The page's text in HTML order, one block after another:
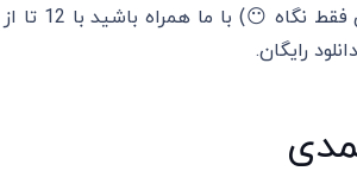
دست برفت و چند کمدی اش را برایتان تحفه ایی کرامت آوردم !😅 (سعدی فقط نگاه 😶) با ما همراه باشید با 12 تا از
رایگان.